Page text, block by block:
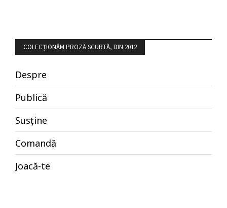
COLECȚIONĂM PROZĂ SCURTĂ, DIN 2012
Despre
Publică
Susține
Comandă
Joacă-te